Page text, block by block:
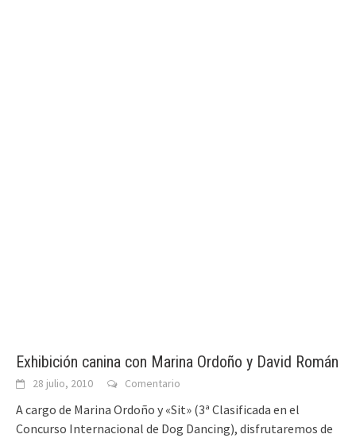
Exhibición canina con Marina Ordoño y David Román
28 julio, 2010 Comentario
A cargo de Marina Ordoño y «Sit» (3ª Clasificada en el
Concurso Internacional de Dog Dancing), disfrutaremos de